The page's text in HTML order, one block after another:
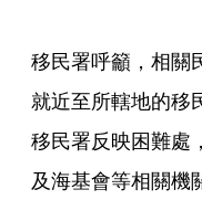
移民署呼籲，相關
就近至所轄地的移
移民署反映困難處
及海基會等相關機